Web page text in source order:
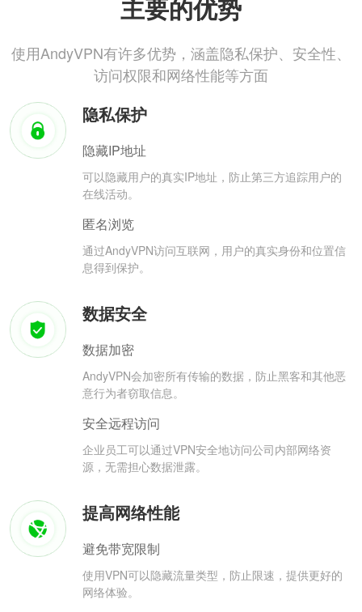
主要的优势
使用AndyVPN有许多优势，涵盖隐私保护、安全性、
访问权限和网络性能等方面
隐私保护
隐藏IP地址
可以隐藏用户的真实IP地址，防止第三方追踪用户的
在线活动。
匿名浏览
通过AndyVPN访问互联网，用户的真实身份和位置信
息得到保护。
数据安全
数据加密
AndyVPN会加密所有传输的数据，防止黑客和其他恶
意行为者窃取信息。
安全远程访问
企业员工可以通过VPN安全地访问公司内部网络资
源，无需担心数据泄露。
提高网络性能
避免带宽限制
使用VPN可以隐藏流量类型，防止限速，提供更好的
网络体验。